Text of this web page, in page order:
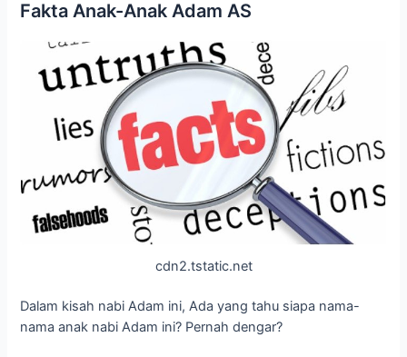
Fakta Anak-Anak Adam AS
cdn2.tstatic.net
Dalam kisah nabi Adam ini, Ada yang tahu siapa nama-
nama anak nabi Adam ini? Pernah dengar?